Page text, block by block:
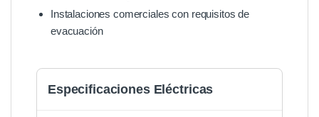
Instalaciones comerciales con requisitos de
evacuación
Especificaciones Eléctricas